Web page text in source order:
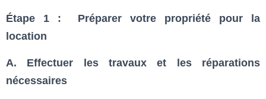
Étape 1 : Préparer votre propriété pour la
location
A. Effectuer les travaux et les réparations
nécessaires